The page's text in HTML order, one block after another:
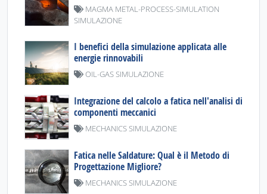
MAGMA METAL-PROCESS-SIMULATION
SIMULAZIONE
I benefici della simulazione applicata alle
energie rinnovabili
OIL-GAS SIMULAZIONE
Integrazione del calcolo a fatica nell'analisi di
componenti meccanici
MECHANICS SIMULAZIONE
Fatica nelle Saldature: Qual è il Metodo di
Progettazione Migliore?
MECHANICS SIMULAZIONE